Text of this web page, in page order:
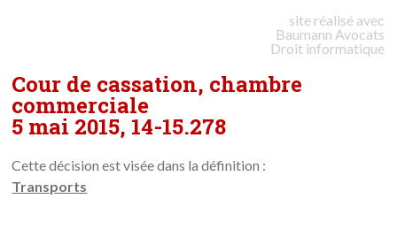
site réalisé avec
Baumann Avocats
Droit informatique
Cour de cassation, chambre
commerciale
5 mai 2015, 14-15.278
Cette décision est visée dans la définition :
Transports